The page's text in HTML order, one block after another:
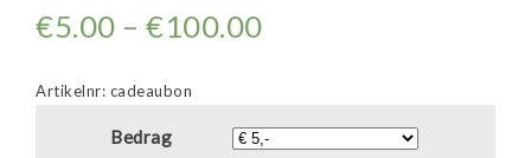
€5.00 –€100.00
Artikelnr: cadeaubon
Bedrag